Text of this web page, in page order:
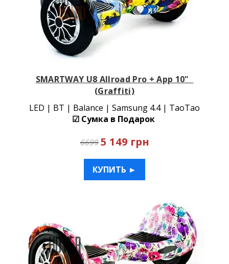
SMARTWAY U8 Allroad Pro + App 10"
(Graffiti)
LED | BT | Balance | Samsung 4.4 | TaoTao
☑ Сумка в Подарок
6699 5 149 грн
КУПИТЬ ►